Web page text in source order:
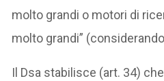
molto grandi o motori di
molto grandi”
Il Dsa stabilisce (art. 34) che